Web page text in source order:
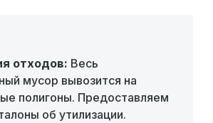
отходов: Весь
мусор вывозится на
полигоны. Предоставляем
об утилизации.